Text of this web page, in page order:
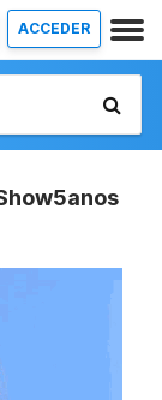
ACCEDER